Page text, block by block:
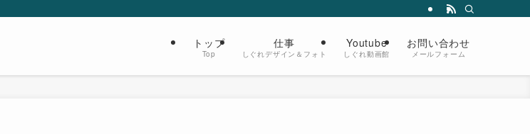
トップ
Top
仕事
しぐれデザイン＆フォト
Youtube
しぐれ動画館
お問い合わせ
メールフォーム